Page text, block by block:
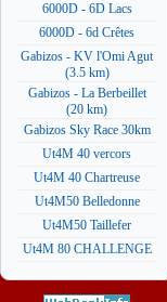
6000D - 6D Lacs
6000D - 6d Crêtes
Gabizos - KV l'Omi Agut
(3.5 km)
Gabizos - La Berbeillet
(20 km)
Gabizos Sky Race 30km
Ut4M 40 vercors
Ut4M 40 Chartreuse
Ut4M50 Belledonne
Ut4M50 Taillefer
Ut4M 80 CHALLENGE